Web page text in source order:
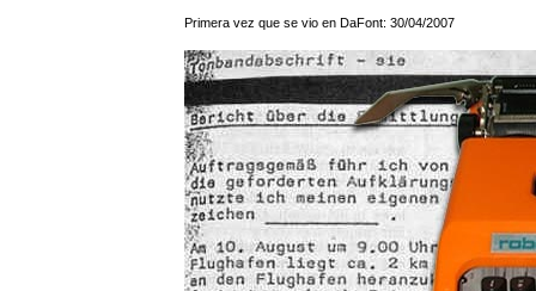
Primera vez que se vio en DaFont: 30/04/2007